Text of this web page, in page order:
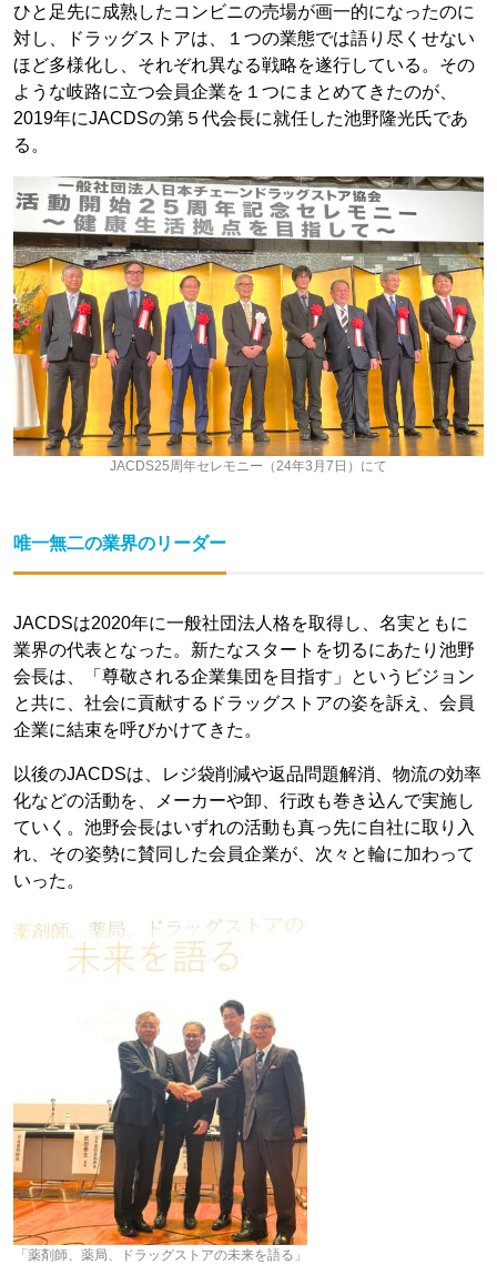
ひと足先に成熟したコンビニの売場が画一的になったのに
対し、ドラッグストアは、１つの業態では語り尽くせない
ほど多様化し、それぞれ異なる戦略を遂行している。その
ような岐路に立つ会員企業を１つにまとめてきたのが、
2019年にJACDSの第５代会長に就任した池野隆光氏であ
る。
JACDS25周年セレモニー（24年3月7日）にて
唯一無二の業界のリーダー
JACDSは2020年に一般社団法人格を取得し、名実ともに
業界の代表となった。新たなスタートを切るにあたり池野
会長は、「尊敬される企業集団を目指す」というビジョン
と共に、社会に貢献するドラッグストアの姿を訴え、会員
企業に結束を呼びかけてきた。
以後のJACDSは、レジ袋削減や返品問題解消、物流の効率
化などの活動を、メーカーや卸、行政も巻き込んで実施し
ていく。池野会長はいずれの活動も真っ先に自社に取り入
れ、その姿勢に賛同した会員企業が、次々と輪に加わって
いった。
「薬剤師、薬局、ドラッグストアの未来を語る」